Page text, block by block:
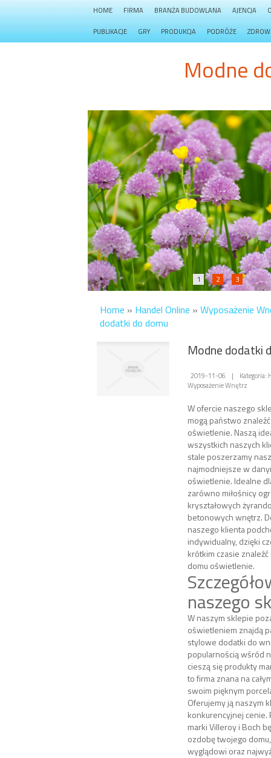
HOME FIRMA BRANŻA BUDOWLANA AJENCJA
PUBLIKACJE GRY PRODUKCJA PODRÓŻE
Modne
1 2 3
Home » Handel Online » Wyposażenie
dodatki do domu
Modne dodatki
2019-11-06 |
Kategoria:
Wyposażenie Wnętrz
W ofercie naszego
mogą państwo
oświetlenie. Naszą
wszystkich naszych
stale poszerzamy
najmodniejsze w
oświetlenie. Idealne
zarówno miłośnicy
kryształowych
betonowych wnętrz.
naszego klienta
indywidualny, dzięki
krótkim czasie
domu oświetlenie.
naszego
W naszym sklepie
oświetleniem znajdą
stylowe dodatki do
popularnością wśród
cieszą się produkty
to firma znana na
swoim pięknym
Oferujemy ją naszym
konkurencyjnej cenie.
marki Villeroy i Boch
ozdobę twojego
wyglądowi oraz